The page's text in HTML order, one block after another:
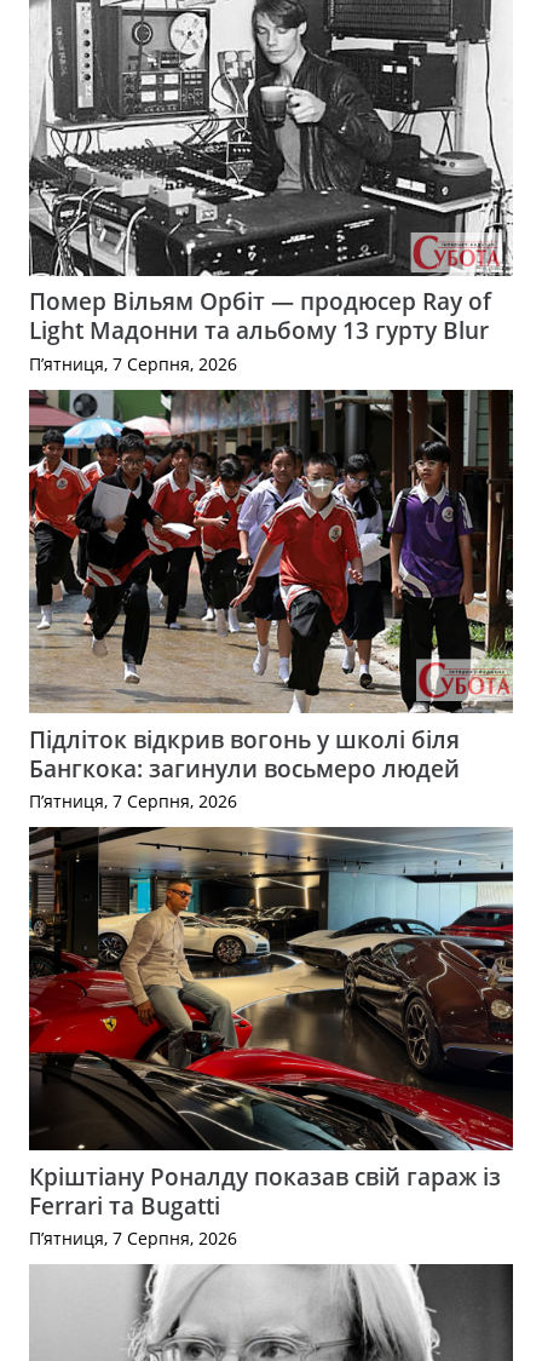
Помер Вільям Орбіт — продюсер Ray of
Light Мадонни та альбому 13 гурту Blur
П’ятниця, 7 Серпня, 2026
Підліток відкрив вогонь у школі біля
Бангкока: загинули восьмеро людей
П’ятниця, 7 Серпня, 2026
Кріштіану Роналду показав свій гараж із
Ferrari та Bugatti
П’ятниця, 7 Серпня, 2026